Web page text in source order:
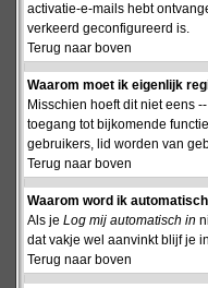
activatie-e-mails hebt
verkeerd geconfigureerd is.
Terug naar boven
Waarom moet ik eigenlijk
Misschien hoeft dit niet eens
toegang tot bijkomende
gebruikers, lid worden van
Terug naar boven
Waarom word ik
Als je Log mij automatisch in
dat vakje wel aanvinkt blijf je
Terug naar boven